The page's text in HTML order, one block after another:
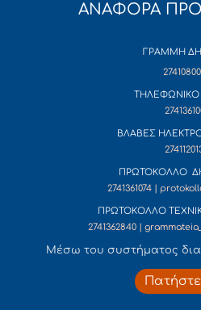
ΑΝΑΦΟΡΑ
ΓΡΑΜΜΗ
ΤΗΛΕΦΩΝΙΚΟ
ΒΛΑΒΕΣ
ΠΡΩΤΟΚΟΛΛΟ
2741361074 |
ΠΡΩΤΟΚΟΛΛΟ
2741362840 |
Mέσω του συστήματος